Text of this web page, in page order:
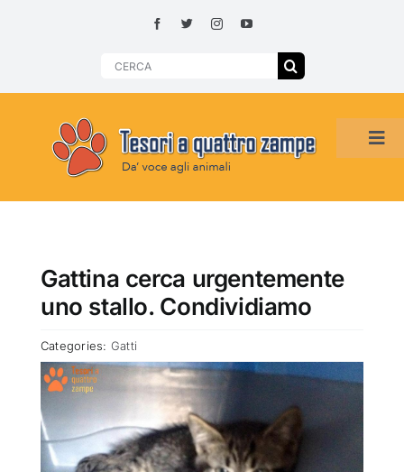
Search
HOME
ADOTTATI O RITROVATI
ATTUALITÀ
Gattina cerca urgentemente
uno stallo. Condividiamo
Categories: Gatti